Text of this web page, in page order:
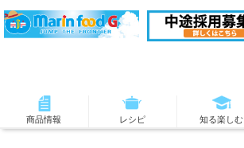
商品情報 レシピ 知る楽しむ